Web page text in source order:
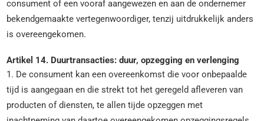
consument of een vooraf aangewezen en aan de ondernemer
bekendgemaakte vertegenwoordiger, tenzij uitdrukkelijk anders
is overeengekomen.
Artikel 14. Duurtransacties: duur, opzegging en verlenging
1. De consument kan een overeenkomst die voor onbepaalde
tijd is aangegaan en die strekt tot het geregeld afleveren van
producten of diensten, te allen tijde opzeggen met